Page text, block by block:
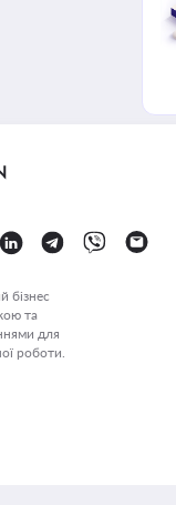
бізнес
та
для
роботи.